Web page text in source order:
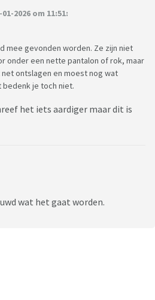
2026 om 11:51:
mee gevonden worden. Ze zijn niet
onder een nette pantalon of rok, maar
ontslagen en moest nog wat
je toch niet.
het iets aardiger maar dit is
wat het gaat worden.